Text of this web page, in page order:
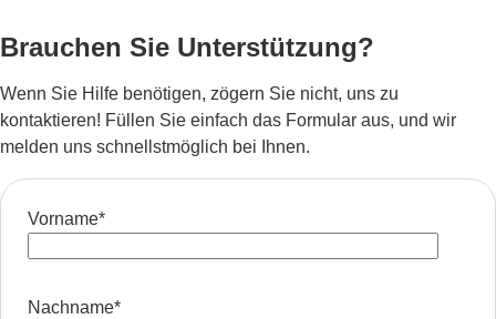
Brauchen Sie Unterstützung?
Wenn Sie Hilfe benötigen, zögern Sie nicht, uns zu
kontaktieren! Füllen Sie einfach das Formular aus, und wir
melden uns schnellstmöglich bei Ihnen.
Vorname*
Nachname*